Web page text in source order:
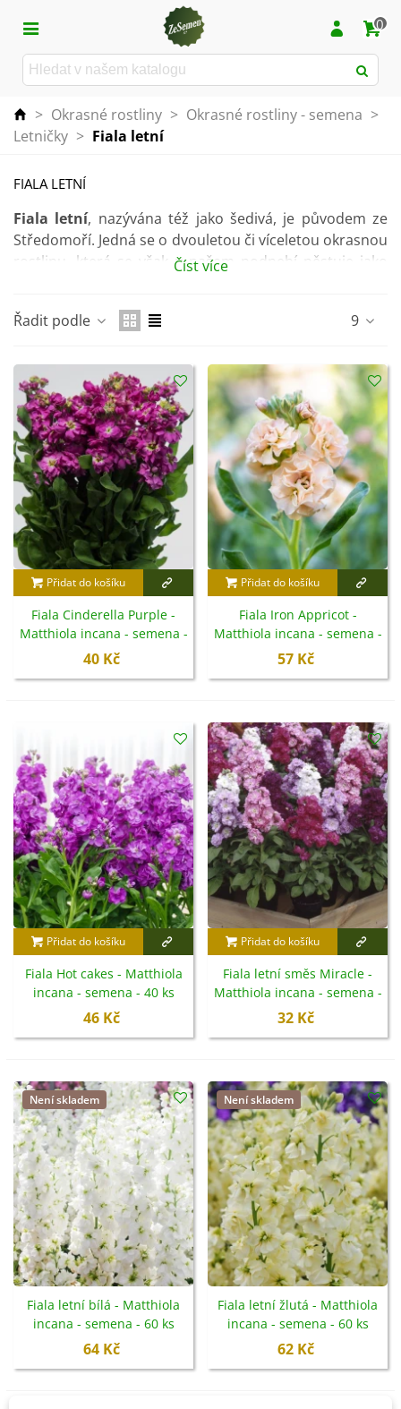
0
> Okrasné rostliny > Okrasné rostliny - semena >
Letničky > Fiala letní
FIALA LETNÍ
Fiala letní, nazývána též jako šedivá, je původem ze
Středomoří. Jedná se o dvouletou či víceletou okrasnou
rostlinu, která se však v našem podnebí pěstuje jako
Vyznačuje se
plnými květy
, které vás ohromí svou
do zářía vybírat můžetez široké škály barev
.
Pěstovat fialu letní můžete nejen na svém okrasném
záhoně, ale také vpřenosné nádobě.
Číst více
Řadit podle 9
Přidat do košíku
Fiala Cinderella Purple -
Matthiola incana - semena -
40 ks
40 Kč
Přidat do košíku
Fiala Iron Appricot -
Matthiola incana - semena -
40 ks
57 Kč
Přidat do košíku
Fiala Hot cakes - Matthiola
incana - semena - 40 ks
46 Kč
Přidat do košíku
Fiala letní směs Miracle -
Matthiola incana - semena -
60 ks
32 Kč
Není skladem
Fiala letní bílá - Matthiola
incana - semena - 60 ks
64 Kč
Není skladem
Fiala letní žlutá - Matthiola
incana - semena - 60 ks
62 Kč